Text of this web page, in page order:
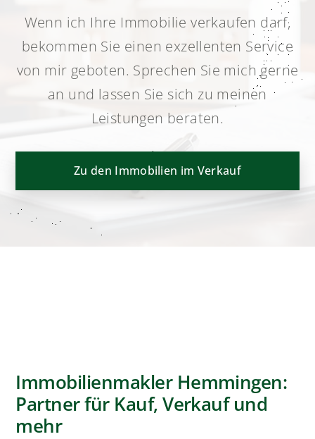
Wenn ich Ihre Immobilie verkaufen darf,
bekommen Sie einen exzellenten Service
von mir geboten. Sprechen Sie mich gerne
an und lassen Sie sich zu meinen
Leistungen beraten.
Zu den Immobilien im Verkauf
Immobilienmakler Hemmingen:
Partner für Kauf, Verkauf und
mehr